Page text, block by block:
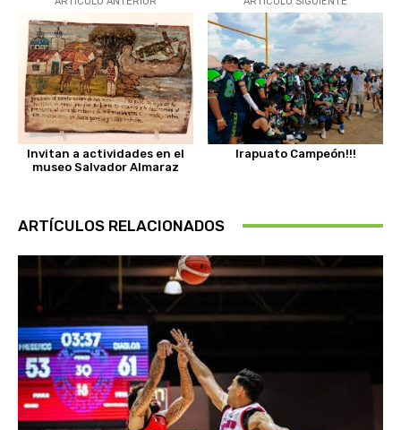
Invitan a actividades en el
museo Salvador Almaraz
Irapuato Campeón!!!
ARTÍCULOS RELACIONADOS